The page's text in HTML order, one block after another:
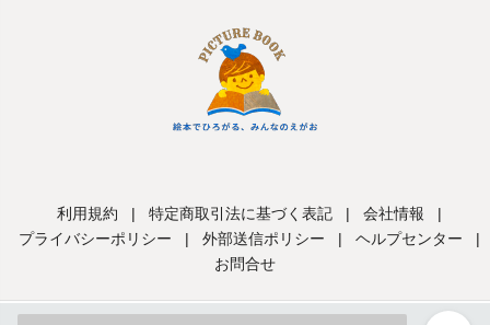
利用規約 | 特定商取引法に基づく表記 | 会社情報
|
プライバシーポリシー
| 外部送信ポリシー | ヘルプセンター
|
お問合せ